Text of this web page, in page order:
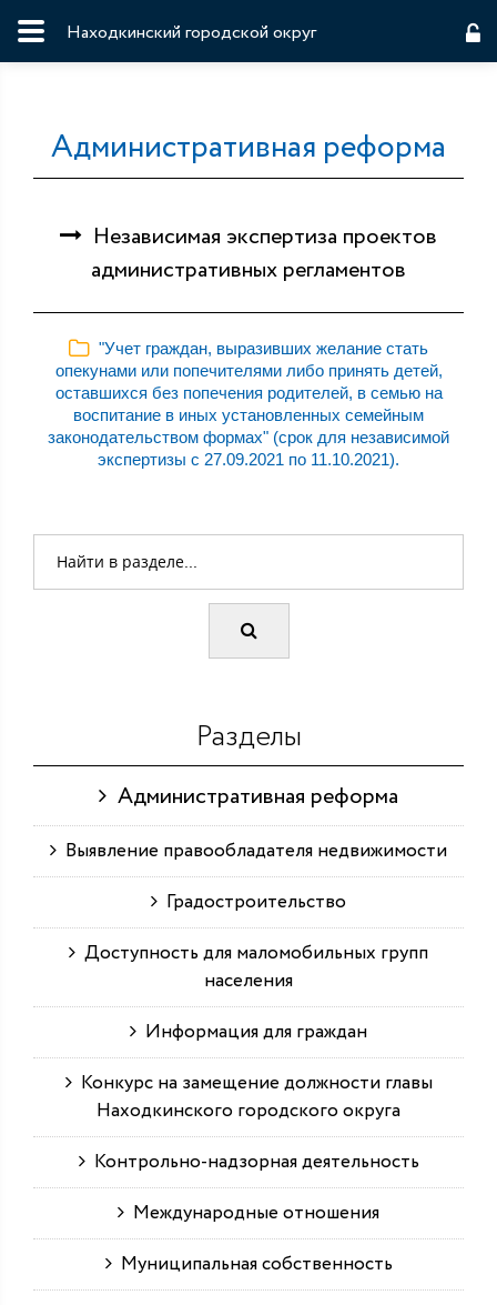
Находкинский городской округ
Административная реформа
Независимая экспертиза проектов
административных регламентов
"Учет граждан, выразивших желание стать
опекунами или попечителями либо принять детей,
оставшихся без попечения родителей, в семью на
воспитание в иных установленных семейным
законодательством формах" (срок для независимой
экспертизы с 27.09.2021 по 11.10.2021).
Разделы
Административная реформа
Выявление правообладателя недвижимости
Градостроительство
Доступность для маломобильных групп
населения
Информация для граждан
Конкурс на замещение должности главы
Находкинского городского округа
Контрольно-надзорная деятельность
Международные отношения
Муниципальная собственность